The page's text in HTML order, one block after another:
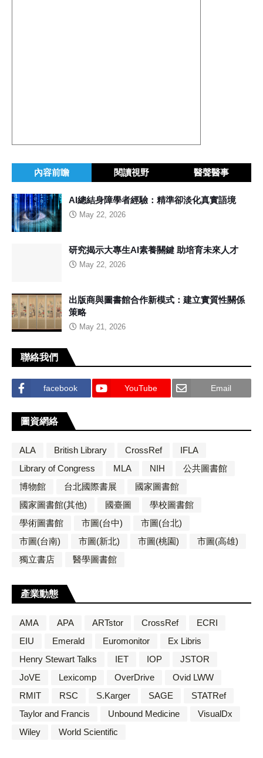
內容前瞻 閱讀視野 醫聲醫事
AI總結身障學者經驗：精準卻淡化真實語境
May 22, 2026
研究揭示大專生AI素養關鍵 助培育未來人才
May 22, 2026
出版商與圖書館合作新模式：建立實質性關係
策略
May 21, 2026
聯絡我們
facebook YouTube Email
圖資網絡
ALA British Library CrossRef
IFLA
Library of Congress
MLA NIH
公共圖書館
博物館
台北國際書展
國家圖書館
國家圖書館(其他)
國臺圖
學校圖書館
學術圖書館
市圖(台中)
市圖(台北)
市圖(台南)
市圖(新北) 市圖(桃園)
市圖(高雄)
獨立書店
醫學圖書館
產業動態
AMA APA ARTstor CrossRef
ECRI
EIU
Emerald Euromonitor
Ex Libris
Henry Stewart Talks
IET IOP
JSTOR
JoVE
Lexicomp OverDrive
Ovid LWW
RMIT
RSC S.Karger SAGE
STATRef
Taylor and Francis
Unbound Medicine
VisualDx
Wiley
World Scientific